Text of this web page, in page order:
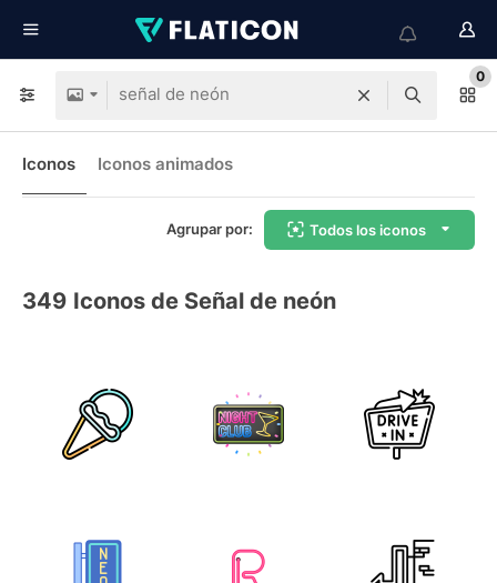
0
Iconos Iconos animados
Agrupar por: Todos los iconos
349 Iconos de Señal de neón